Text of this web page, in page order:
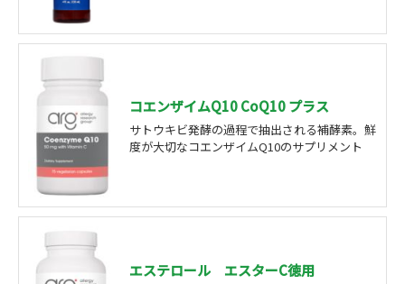
コエンザイムQ10 CoQ10 プラス
サトウキビ発酵の過程で抽出される補酵素。鮮
度が大切なコエンザイムQ10のサプリメント
エステロール エスターC徳用